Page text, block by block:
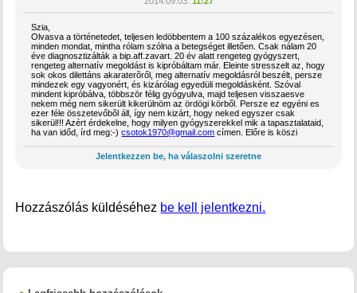
Szia,
Olvasva a történetedet, teljesen ledöbbentem a 100 százalékos egyezésen,
minden mondat, mintha rólam szólna a betegséget illetően. Csak nálam 20
éve diagnosztizálták a bip.aff.zavart. 20 év alatt rengeteg gyógyszert,
rengeteg alternatív megoldást is kipróbáltam már. Eleinte stresszelt az, hogy
sok okos dilettáns akaraterõről, meg alternatív megoldásról beszélt, persze
mindezek egy vagyonért, és kizárólag egyedüli megoldásként. Szóval
mindent kipróbálva, többszōr félig gyógyulva, majd teljesen visszaesve
nekem még nem sikerült kikerülnöm az ördögi körből. Persze ez egyéni es
ezer féle összetevőbõl áll, így nem kizárt, hogy neked egyszer csak
sikerül!!! Azért érdekelne, hogy milyen gyógyszerekkel mik a tapasztalataid,
ha van időd, írd meg:-)csotok1970@gmail.com címen. Előre is köszi
Jelentkezzen be, ha válaszolni szeretne
Hozzászólás küldéséhez be kell jelentkezni.